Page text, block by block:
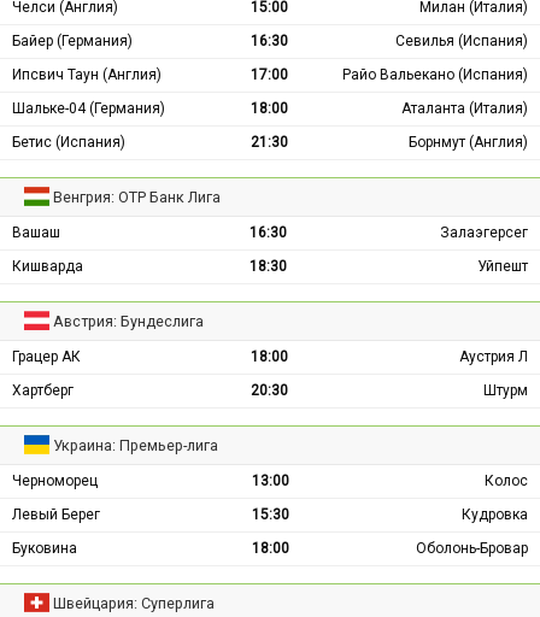
Челси (Англия) 15:00
Милан (Италия)
Байер (Германия)
16:30
Севилья (Испания)
Ипсвич Таун (Англия)
17:00
Райо Вальекано (Испания)
Шальке-04 (Германия)
18:00
Аталанта (Италия)
Бетис (Испания)
21:30 Борнмут (Англия)
Венгрия: ОТР Банк Лига
Вашаш 16:30
Залаэгерсег
Кишварда
18:30 Уйпешт
Австрия: Бундеслига
Грацер АК 18:00
Аустрия Л
Хартберг
20:30 Штурм
Украина: Премьер-лига
Черноморец 13:00
Колос
Левый Берег
15:30
Кудровка
Буковина
18:00 Оболонь-Бровар
Швейцария: Суперлига